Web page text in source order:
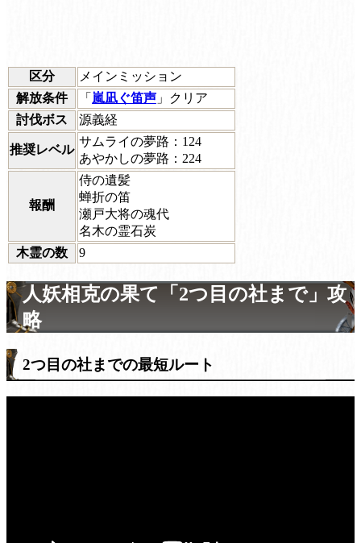
区分
メインミッション
解放条件
「 嵐凪ぐ笛声 」クリア
討伐ボス
源義経
推奨レベル
サムライの夢路：124
あやかしの夢路：224
報酬
侍の遺髪
蝉折の笛
瀬戸大将の魂代
名木の霊石炭
木霊の数
9
人妖相克の果て「2つ目の社まで」攻
略
2つ目の社までの最短ルート